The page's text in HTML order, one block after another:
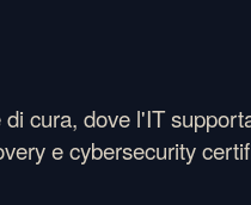
cura, dove l'IT
e cybersecurity